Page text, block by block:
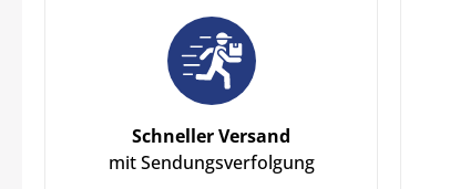
Schneller Versand
mit Sendungsverfolgung